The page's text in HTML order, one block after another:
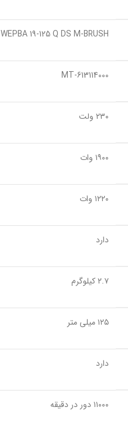
WEPBA 19-125 Q DS M-BRUSH
MT-613114000
۲۳۰ ولت
۱۹۰۰ وات
۱۲۲۰ وات
دارد
۲.۷ کیلوگرم
۱۲۵ میلی متر
دارد
۱۱۰۰۰ دور در دقیقه